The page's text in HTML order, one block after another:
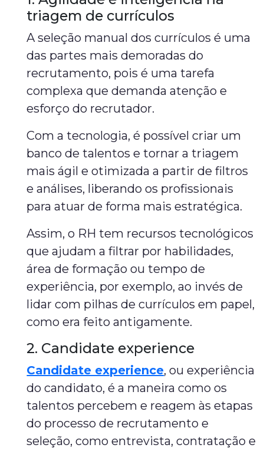
triagem de currículos
A seleção manual dos currículos é uma
das partes mais demoradas do
recrutamento, pois é uma tarefa
complexa que demanda atenção e
esforço do recrutador.
Com a tecnologia, é possível criar um
banco de talentos e tornar a triagem
mais ágil e otimizada a partir de filtros
e análises, liberando os profissionais
para atuar de forma mais estratégica.
Assim, o RH tem recursos tecnológicos
que ajudam a filtrar por habilidades,
área de formação ou tempo de
experiência, por exemplo, ao invés de
lidar com pilhas de currículos em papel,
como era feito antigamente.
2. Candidate experience
Candidate experience, ou experiência
do candidato, é a maneira como os
talentos percebem e reagem às etapas
do processo de recrutamento e
seleção, como entrevista, contratação e